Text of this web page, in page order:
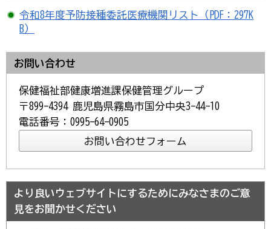
令和8年度予防接種委託医療機関リスト（PDF：297K
B）
お問い合わせ
保健福祉部健康増進課保健管理グループ
〒899-4394 鹿児島県霧島市国分中央3-44-10
電話番号：0995-64-0905
より良いウェブサイトにするためにみなさまのご意
見をお聞かせください